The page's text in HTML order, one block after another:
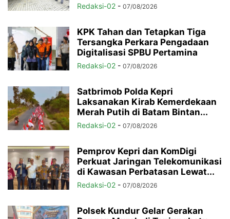
Redaksi-02 - 07/08/2026
KPK Tahan dan Tetapkan Tiga
Tersangka Perkara Pengadaan
Digitalisasi SPBU Pertamina
Redaksi-02 - 07/08/2026
Satbrimob Polda Kepri
Laksanakan Kirab Kemerdekaan
Merah Putih di Batam Bintan...
Redaksi-02 - 07/08/2026
Pemprov Kepri dan KomDigi
Perkuat Jaringan Telekomunikasi
di Kawasan Perbatasan Lewat...
Redaksi-02 - 07/08/2026
Polsek Kundur Gelar Gerakan